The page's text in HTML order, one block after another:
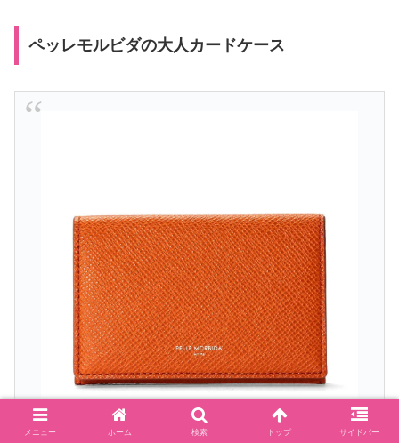
ペッレモルビダの大人カードケース
メニュー ホーム 検索 トップ サイドバー